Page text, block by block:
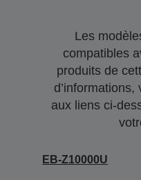
Les
compatibles
produits de
aux liens ci-
EB-Z10000U